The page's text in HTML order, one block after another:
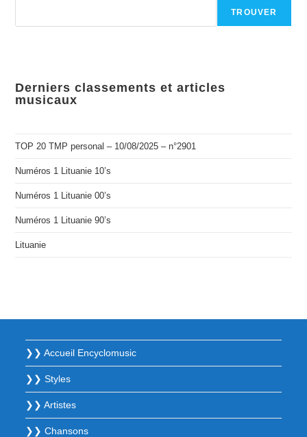
TROUVER
Derniers classements et articles
musicaux
TOP 20 TMP personal – 10/08/2025 – n°2901
Numéros 1 Lituanie 10’s
Numéros 1 Lituanie 00’s
Numéros 1 Lituanie 90’s
Lituanie
❯❯ Accueil Encyclomusic
❯❯ Styles
❯❯ Artistes
❯❯ Chansons